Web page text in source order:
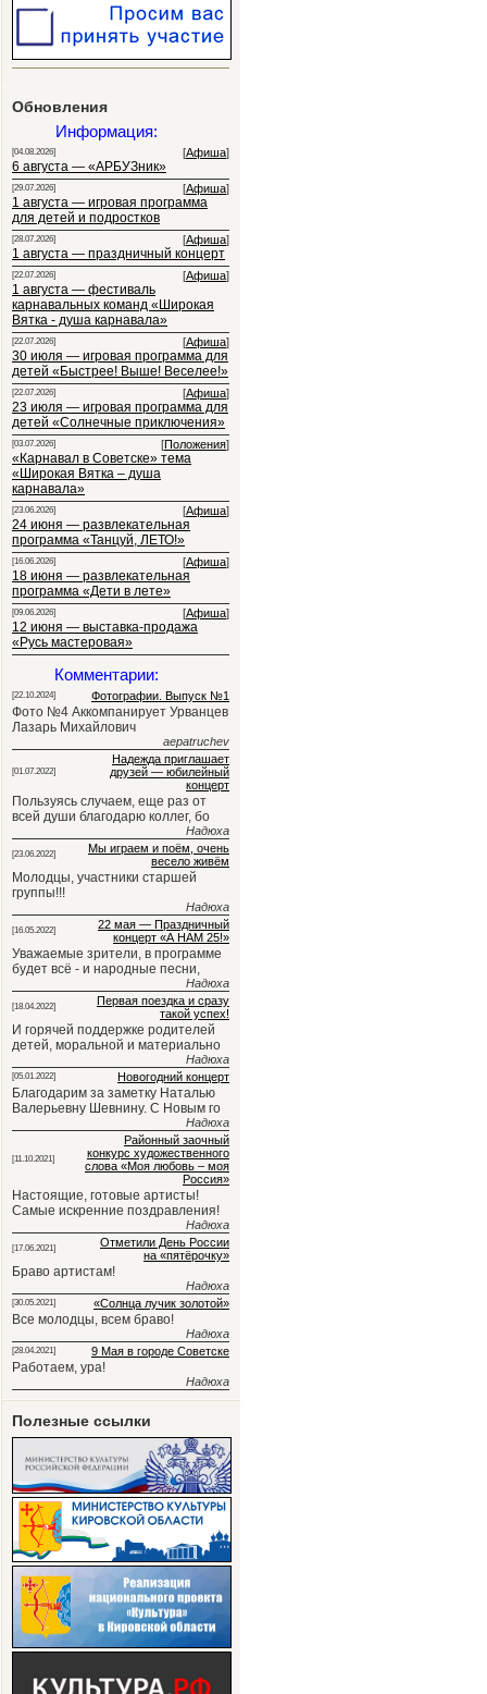
Обновления
Информация:
[04.08.2026] [Афиша]
6 августа — «АРБУЗник»
[29.07.2026] [Афиша]
1 августа — игровая программа
для детей и подростков
[28.07.2026] [Афиша]
1 августа — праздничный концерт
[22.07.2026] [Афиша]
1 августа — фестиваль
карнавальных команд «Широкая
Вятка - душа карнавала»
[22.07.2026] [Афиша]
30 июля — игровая программа для
детей «Быстрее! Выше! Веселее!»
[22.07.2026] [Афиша]
23 июля — игровая программа для
детей «Солнечные приключения»
[03.07.2026] [Положения]
«Карнавал в Советске» тема
«Широкая Вятка – душа
карнавала»
[23.06.2026] [Афиша]
24 июня — развлекательная
программа «Танцуй, ЛЕТО!»
[16.06.2026] [Афиша]
18 июня — развлекательная
программа «Дети в лете»
[09.06.2026] [Афиша]
12 июня — выставка-продажа
«Русь мастеровая»
Комментарии:
[22.10.2024] Фотографии. Выпуск №1
Фото №4 Аккомпанирует Урванцев
Лазарь Михайлович
aepatruchev
[01.07.2022]
Надежда приглашает
друзей — юбилейный
концерт
Пользуясь случаем, еще раз от
всей души благодарю коллег, бо
Надюха
[23.06.2022]
Мы играем и поём, очень
весело живём
Молодцы, участники старшей
группы!!!
Надюха
[16.05.2022]
22 мая — Праздничный
концерт «А НАМ 25!»
Уважаемые зрители, в программе
будет всё - и народные песни,
Надюха
[18.04.2022]
Первая поездка и сразу
такой успех!
И горячей поддержке родителей
детей, моральной и материально
Надюха
[05.01.2022] Новогодний концерт
Благодарим за заметку Наталью
Валерьевну Шевнину. С Новым го
Надюха
[11.10.2021]
Районный заочный
конкурс художественного
слова «Моя любовь – моя
Россия»
Настоящие, готовые артисты!
Самые искренние поздравления!
Надюха
[17.06.2021]
Отметили День России
на «пятёрочку»
Браво артистам!
Надюха
[30.05.2021] «Солнца лучик золотой»
Все молодцы, всем браво!
Надюха
[28.04.2021] 9 Мая в городе Советске
Работаем, ура!
Надюха
Полезные ссылки